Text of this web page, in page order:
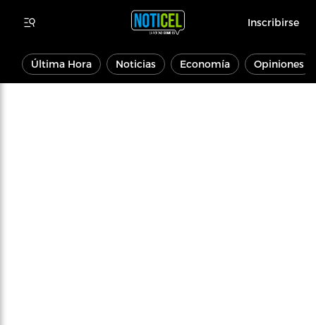
Inscribirse
Última Hora Noticias Economía Opiniones